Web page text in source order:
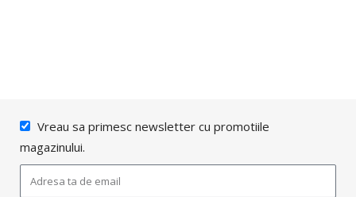
Vreau sa primesc newsletter cu promotiile
magazinului.